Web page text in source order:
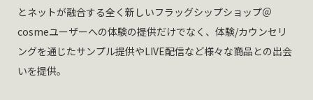
とネットが融合する全く新しいフラッグシップショップ＠
cosmeユーザーへの体験の提供だけでなく、体験/カウンセリ
ングを通じたサンプル提供やLIVE配信など様々な商品との出会
いを提供。